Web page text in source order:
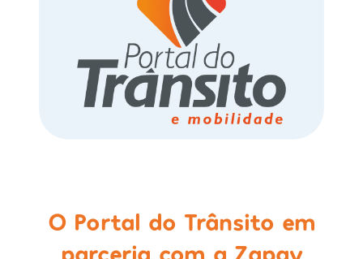
O Portal do Trânsito em
parceria com a Zapay